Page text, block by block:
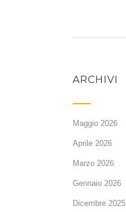
ARCHIVI
Maggio 2026
Aprile 2026
Marzo 2026
Gennaio 2026
Dicembre 2025